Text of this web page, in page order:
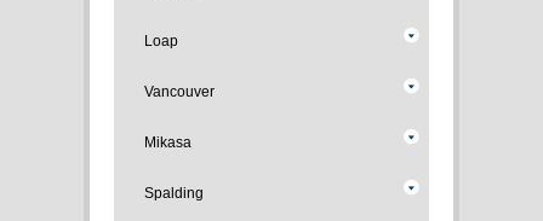
Loap
Vancouver
Mikasa
Spalding